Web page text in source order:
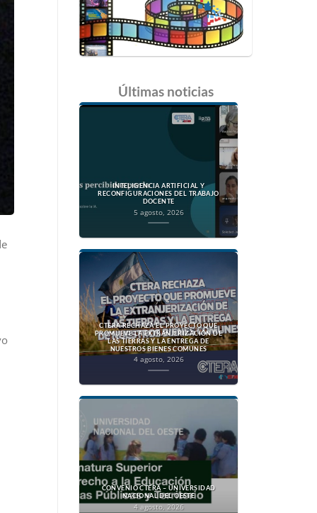
Últimas noticias
INTELIGENCIA ARTIFICIAL Y
RECONFIGURACIONES DEL TRABAJO
DOCENTE
5 agosto, 2026
CTERA RECHAZA EL PROYECTO QUE
PROMUEVE LA EXTRANJERIZACIÓN DE
LAS TIERRAS Y LA ENTREGA DE
NUESTROS BIENES COMUNES
4 agosto, 2026
CONVENIO CTERA – UNIVERSIDAD
NACIONAL DEL OESTE
4 agosto, 2026